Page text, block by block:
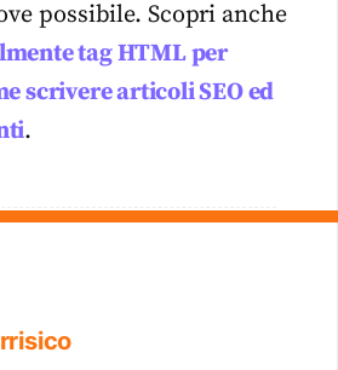
possibile. Scopri anche
tag HTML per
scrivere articoli SEO ed
.